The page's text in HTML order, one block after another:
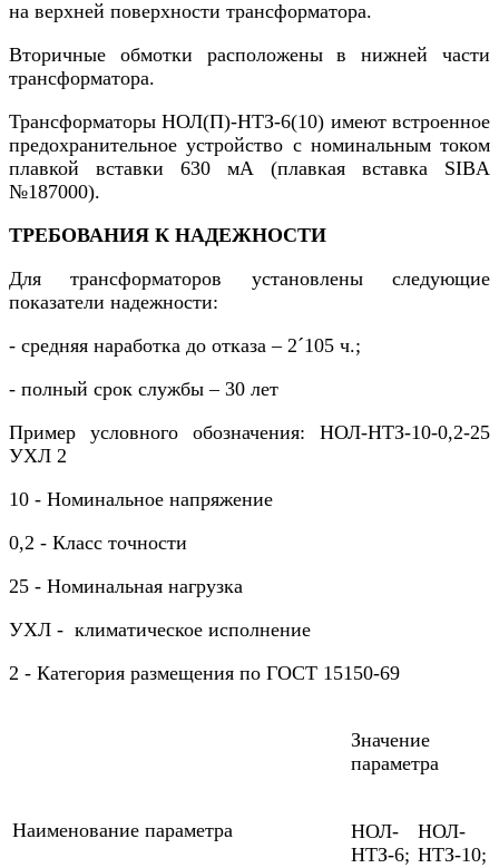
на верхней поверхности трансформатора.
Вторичные обмотки расположены в нижней части
трансформатора.
Трансформаторы НОЛ(П)-НТЗ-6(10) имеют встроенное
предохранительное устройство с номинальным током
плавкой вставки 630 мА (плавкая вставка SIBA
№187000).
ТРЕБОВАНИЯ К НАДЕЖНОСТИ
Для трансформаторов установлены следующие
показатели надежности:
- средняя наработка до отказа – 2´105 ч.;
- полный срок службы – 30 лет
Пример условного обозначения: НОЛ-НТЗ-10-0,2-25
УХЛ 2
10 - Номинальное напряжение
0,2 - Класс точности
25 - Номинальная нагрузка
УХЛ - климатическое исполнение
2 - Категория размещения по ГОСТ 15150-69
Наименование параметра
Значение
параметра
НОЛ-
НТЗ-6;
НОЛ-
НТЗ-10;